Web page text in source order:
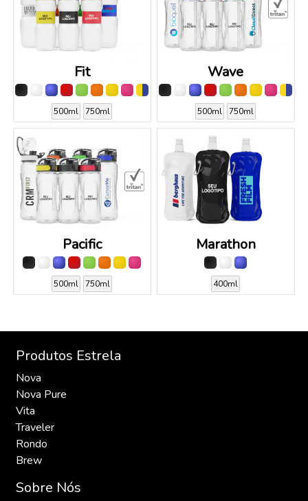
Fit
500ml 750ml
Wave
500ml 750ml
Pacific
500ml 750ml
Marathon
400ml
Produtos Estrela
Nova
Nova Pure
Vita
Traveler
Rondo
Brew
Sobre Nós